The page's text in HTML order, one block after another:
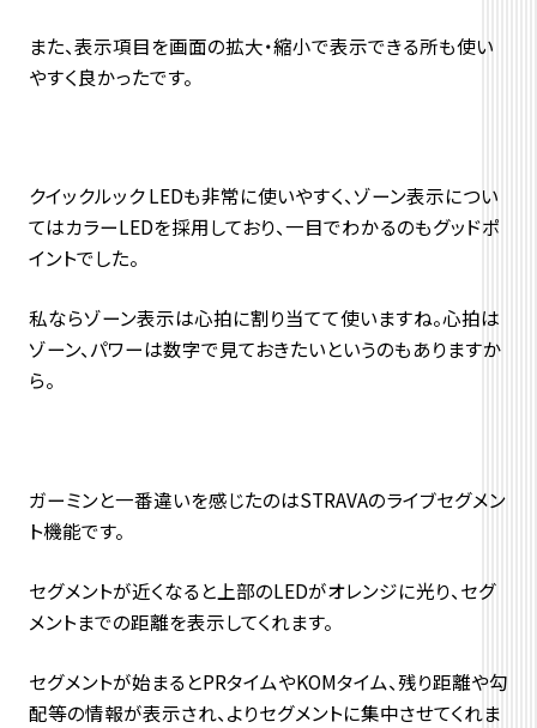
また、表示項目を画面の拡大・縮小で表示できる所も使い
やすく良かったです。
クイックルック LEDも非常に使いやすく、ゾーン表示につい
てはカラーLEDを採用しており、一目でわかるのもグッドポ
イントでした。
私ならゾーン表示は心拍に割り当てて使いますね。心拍は
ゾーン、パワーは数字で見ておきたいというのもありますか
ら。
ガーミンと一番違いを感じたのはSTRAVAのライブセグメン
ト機能です。
セグメントが近くなると上部のLEDがオレンジに光り、セグ
メントまでの距離を表示してくれます。
セグメントが始まるとPRタイムやKOMタイム、残り距離や勾
配等の情報が表示され、よりセグメントに集中させてくれま